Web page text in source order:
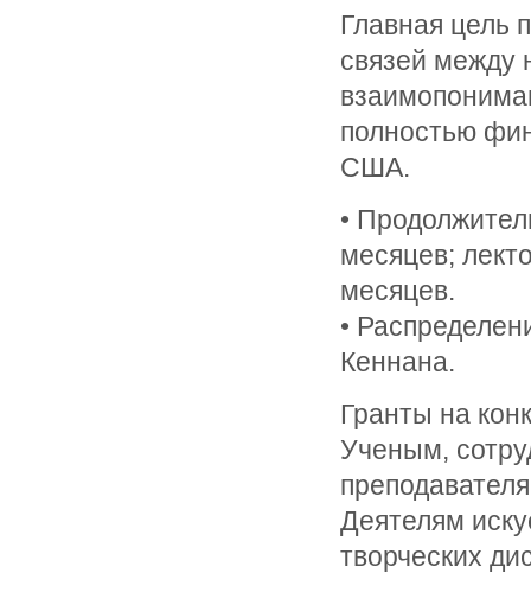
Главная цель
связей
полностью
США.
•
месяцев;
месяцев.
•
Кеннана.
Гранты на
Ученым,
Деятелям
творческих